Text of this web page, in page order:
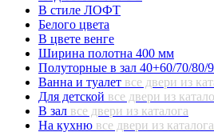
В стиле ЛОФТ
Белого цвета
В цвете венге
Ширина полотна 400 мм
Полуторные в зал 40+60/70/80/
Ванна и туалет все двери из
Для детской все двери из
В зал все двери из каталога
На кухню все двери из каталога